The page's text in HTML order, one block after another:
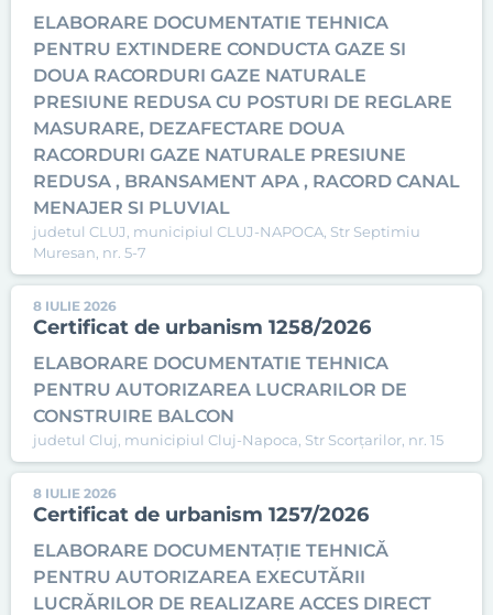
ELABORARE DOCUMENTATIE TEHNICA
PENTRU EXTINDERE CONDUCTA GAZE SI
DOUA RACORDURI GAZE NATURALE
PRESIUNE REDUSA CU POSTURI DE REGLARE
MASURARE, DEZAFECTARE DOUA
RACORDURI GAZE NATURALE PRESIUNE
REDUSA , BRANSAMENT APA , RACORD CANAL
MENAJER SI PLUVIAL
judetul CLUJ, municipiul CLUJ-NAPOCA, Str Septimiu
Muresan, nr. 5-7
8 IULIE 2026
Certificat de urbanism 1258/2026
ELABORARE DOCUMENTATIE TEHNICA
PENTRU AUTORIZAREA LUCRARILOR DE
CONSTRUIRE BALCON
judetul Cluj, municipiul Cluj-Napoca, Str Scorțarilor, nr. 15
8 IULIE 2026
Certificat de urbanism 1257/2026
ELABORARE DOCUMENTAȚIE TEHNICĂ
PENTRU AUTORIZAREA EXECUTĂRII
LUCRĂRILOR DE REALIZARE ACCES DIRECT